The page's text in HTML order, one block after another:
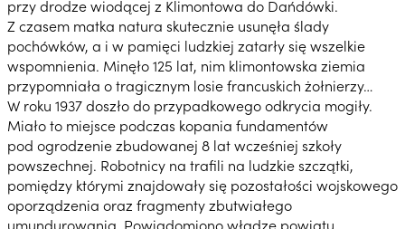
przy drodze wiodącej z Klimontowa do Dańdówki.
Z czasem matka natura skutecznie usunęła ślady
pochówków, a i w pamięci ludzkiej zatarły się wszelkie
wspomnienia. Minęło 125 lat, nim klimontowska ziemia
przypomniała o tragicznym losie francuskich żołnierzy…
W roku 1937 doszło do przypadkowego odkrycia mogiły.
Miało to miejsce podczas kopania fundamentów
pod ogrodzenie zbudowanej 8 lat wcześniej szkoły
powszechnej. Robotnicy na trafili na ludzkie szczątki,
pomiędzy którymi znajdowały się pozostałości wojskowego
oporządzenia oraz fragmenty zbutwiałego
umundurowania. Powiadomiono władze powiatu